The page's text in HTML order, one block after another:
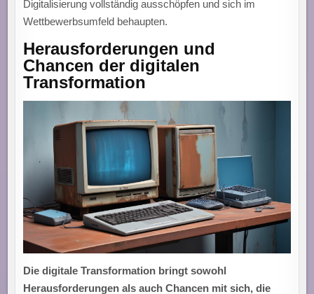
Digitalisierung vollständig ausschöpfen und sich im
Wettbewerbsumfeld behaupten.
Herausforderungen und
Chancen der digitalen
Transformation
Die digitale Transformation bringt sowohl
Herausforderungen als auch Chancen mit sich, die